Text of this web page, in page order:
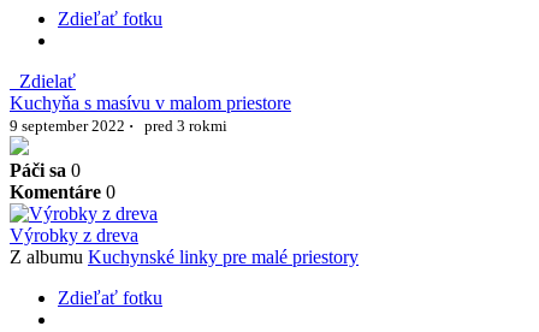
Zdieľať fotku
Zdielať
Kuchyňa s masívu v malom priestore
9 september 2022 · pred 3 rokmi
Páči sa 0
Komentáre 0
Výrobky z dreva
Z albumu Kuchynské linky pre malé priestory
Zdieľať fotku